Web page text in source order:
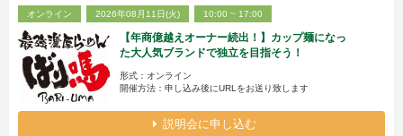
オンライン 2026年08月11日(火) 10:00 ~ 17:00
【年商億越えオーナー続出！】カップ麺になっ
た大人気ブランドで独立を目指そう！
形式：オンライン
開催方法：申し込み後にURLをお送り致します
説明会に申し込む